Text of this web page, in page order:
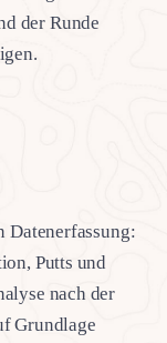
der Runde
Putts und
nach der
Grundlage